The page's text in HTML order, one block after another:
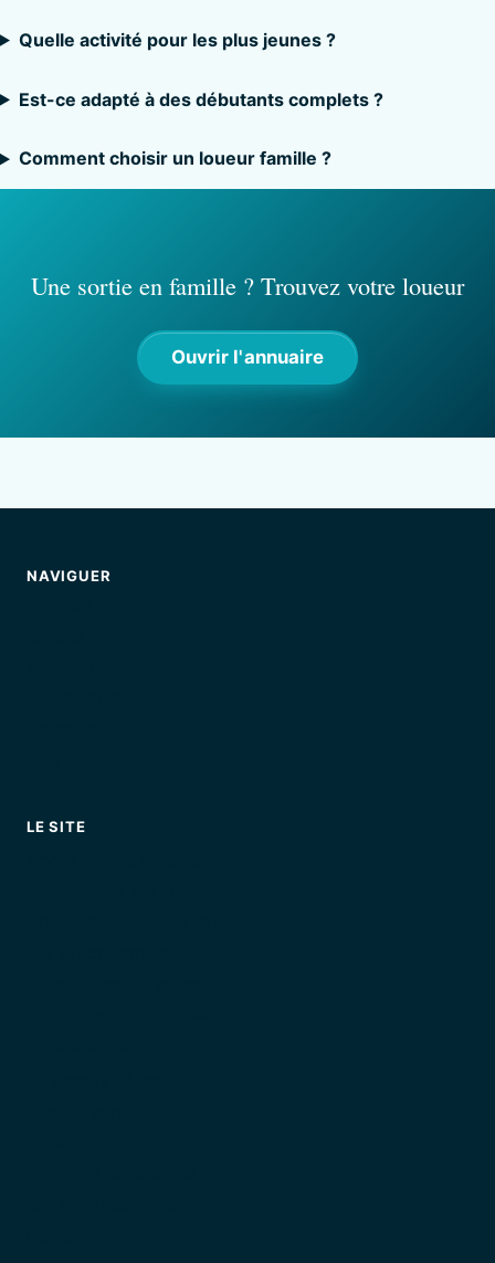
Quelle activité pour les plus jeunes ?
Est-ce adapté à des débutants complets ?
Comment choisir un loueur famille ?
Une sortie en famille ? Trouvez votre loueur
Ouvrir l'annuaire
NAVIGUER
LE SITE